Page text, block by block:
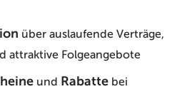
über auslaufende Verträge,
attraktive Folgeangebote
und Rabatte bei